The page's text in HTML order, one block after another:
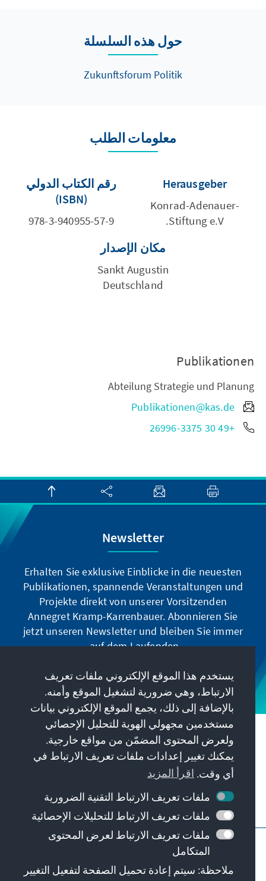
حول هذه السلسلة
Zukunftsforum Politik
معلومات الطلب
Herausgeber
Konrad-Adenauer-
Stiftung e.V.
رقم الكتاب الدولي
(ISBN)
978-3-940955-57-9
مكان الإصدار
Sankt Augustin
Deutschland
Publikationen
Abteilung Strategie und Planung
Publikationen@kas.de
+49 30 26996-3375
Newsletter
Erhalten Sie exklusive Einblicke in die neuesten
Publikationen, spannende Veranstaltungen und
Projekte direkt von unserer Vorsitzenden
Annegret Kramp-Karrenbauer. Abonnieren Sie
jetzt unseren Newsletter und bleiben Sie immer
auf dem Laufenden.
Jetzt abonnieren
مهمتنا
معلومات الاتصال
عروض أخرى من المؤسسة
النبذة القانونية حماية البيانات
شروط الاستخدام
Erklärung zur Barrierefreiheit
خريطة الموقع
يستخدم هذا الموقع الإلكتروني ملفات تعريف
الارتباط، وهي ضرورية لتشغيل الموقع وأمنه.
بالإضافة إلى ذلك، يجمع الموقع الإلكتروني بيانات
مستخدمين مجهولي الهوية للتحليل الإحصائي
ولعرض المحتوى المضمّن من مواقع خارجية.
يمكنك تغيير إعدادات ملفات تعريف الارتباط في
أي وقت. اقرأ المزيد
ملفات تعريف الارتباط التقنية الضرورية
ملفات تعريف الارتباط للتحليلات الإحصائية
ملفات تعريف الارتباط لعرض المحتوى
المتكامل
ملاحظة: سيتم إعادة تحميل الصفحة لتفعيل التغيير